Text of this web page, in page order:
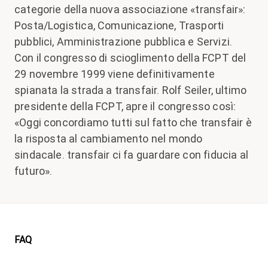
categorie della nuova associazione «transfair»:
Posta/Logistica, Comunicazione, Trasporti
pubblici, Amministrazione pubblica e Servizi.
Con il congresso di scioglimento della FCPT del
29 novembre 1999 viene definitivamente
spianata la strada a transfair. Rolf Seiler, ultimo
presidente della FCPT, apre il congresso così:
«Oggi concordiamo tutti sul fatto che transfair è
la risposta al cambiamento nel mondo
sindacale. transfair ci fa guardare con fiducia al
futuro».
Footer
FAQ